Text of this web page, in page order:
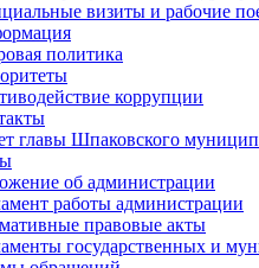
визиты и рабочие
политика
коррупции
главы Шпаковского
об администрации
работы администрации
правовые акты
государственных и